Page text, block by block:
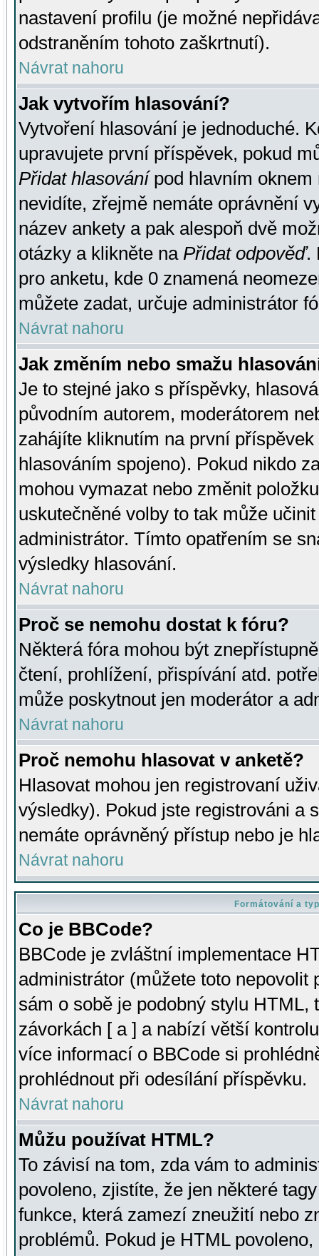
nastavení profilu (je možné
odstraněním tohoto zaškrtnutí).
Návrat nahoru
Jak vytvořím hlasování?
Vytvoření hlasování je jednoduché.
upravujete první příspěvek, pokud
Přidat hlasovánípod hlavním oknem
nevidíte, zřejmě nemáte oprávnění
název ankety a pak alespoň dvě
otázky a klikněte na Přidat odpověď.
pro anketu, kde 0 znamená
můžete zadat, určuje administrátor
Návrat nahoru
Jak změním nebo smažu
Je to stejné jako s příspěvky,
původním autorem, moderátorem
zahájíte kliknutím na první
hlasováním spojeno). Pokud nikdo
mohou vymazat nebo změnit
uskutečněné volby to tak může
administrátor. Tímto opatřením se
výsledky hlasování.
Návrat nahoru
Proč se nemohu dostat k fóru?
Některá fóra mohou být
čtení, prohlížení, přispívání atd.
může poskytnout jen moderátor a
Návrat nahoru
Proč nemohu hlasovat v anketě?
Hlasovat mohou jen registrovaní
výsledky). Pokud jste registrováni a
nemáte oprávněný přístup nebo je
Návrat nahoru
Formátování a
Co je BBCode?
BBCode je zvláštní implementace
administrátor (můžete toto
sám o sobě je podobný stylu HTML,
závorkách [ a ] a nabízí větší
více informací o BBCode si
prohlédnout při odesílání příspěvku.
Návrat nahoru
Můžu používat HTML?
To závisí na tom, zda vám to
povoleno, zjistíte, že jen některé
funkce, která zamezí zneužití nebo
problémů. Pokud je HTML